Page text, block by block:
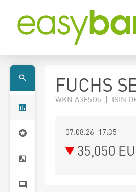
FUCHS
WKN A3E5D5 | ISIN
07.08.26 17:35
35,050